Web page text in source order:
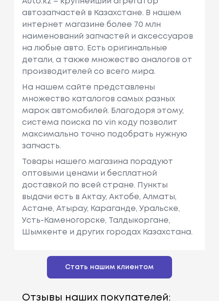
автозапчастей в Казахстане. В нашем
интернет магазине более 70 млн
наименований запчастей и аксессуаров
на любые авто. Есть оригинальные
детали, а также множество аналогов от
производителей со всего мира.
На нашем сайте представлены
множество каталогов самых разных
марок автомобилей. Благодоря этому,
система поиска по vin коду позволит
максимально точно подобрать нужную
запчасть.
Товары нашего магазина порадуют
оптовыми ценами и бесплатной
доставкой по всей стране. Пункты
выдачи есть в Актау, Актобе, Алматы,
Астане, Атырау, Караганде, Уральске,
Усть-Каменогорске, Талдыкоргане,
Шымкенте и других городах Казахстана.
Стать нашим клиентом
Отзывы наших покупателей: